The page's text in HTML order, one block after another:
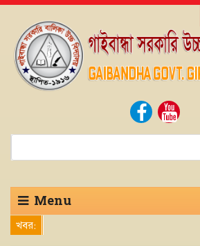
Menu
খবর: